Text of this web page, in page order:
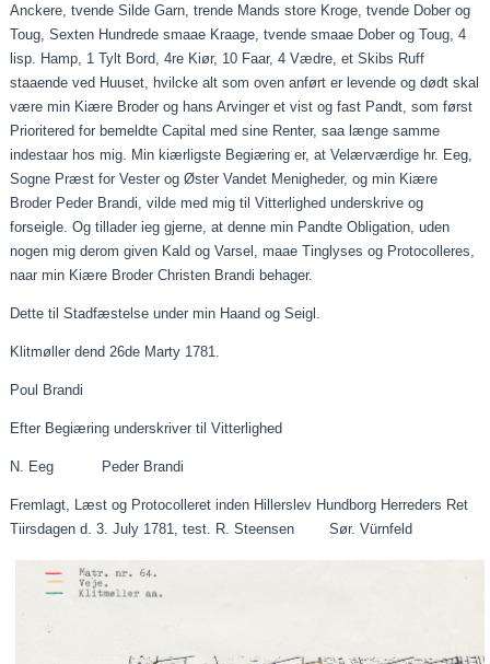
Anckere , tvende Silde Garn, trende Mands store Kroge, tvende Dober og
Toug ,Sexten Hundredesmaae Kraage , tvendesmaae Dober ogToug , 4
lisp. Hamp, 1Tylt Bord, 4re Kiør, 10 Faar, 4 Vædre, et Skibs Ruff
staaende ved Huuset hvilcke alt som oven anført er levende og dødt skal
være min Kiære Broder og hans Arvinger et vist og fast Pandt , som først
Prioritered for bemeldte Capital med sine Renter,saa længe samme
indestaar hos mig. Min kiærligste Begiæring er, at Velærværdige hr. Eeg,
Sogne Præst for Vester og Øster Vandet Menigheder, og min Kiære
Broder Peder Brandi, vilde med mig til Vitterlighed underskrive og
forseigle . Og tilladerieg gjerne , at denne min Pandte Obligation, uden
nogen mig derom given Kald og Varsel,maae Tinglyses og Protocolleres
naar min Kiære Broder Christen Brandi behager.
Dette til Stadfæstelse under min Haand ogSeigl
Klitmøllerdend 26de Marty 1781.
Poul Brandi
Efter Begiæring underskriver til Vitterlighed
N. Eeg Peder Brandi
Fremlagt, Læst og Protocolleret inden Hillerslev Hundborg Herreders Ret
Tiirsdagen d. 3.July 1781, test. R. SteensenSør.Vürnfeld